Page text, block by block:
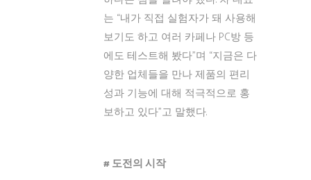
는 “내가 직접 실험자가 돼 사용해
보기도 하고 여러 카페나 PC방 등
에도 테스트해 봤다”며 “지금은 다
양한 업체들을 만나 제품의 편리
성과 기능에 대해 적극적으로 홍
보하고 있다”고 말했다.
# 도전의 시작